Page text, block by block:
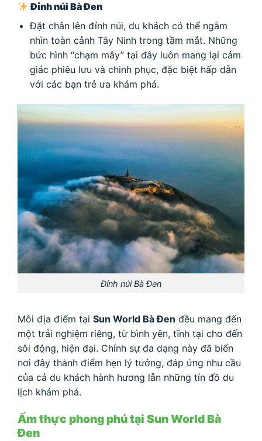
Đỉnh núi Bà Đen
Đặt chân lên đỉnh núi, du khách có thể ngắm
nhìn toàn cảnh Tây Ninh trong tầm mắt. Những
bức hình “chạm mây” tại đây luôn mang lại cảm
giác phiêu lưu và chinh phục, đặc biệt hấp dẫn
với các bạn trẻ ưa khám phá.
Đỉnh núi Bà Đen
Mỗi địa điểm tại Sun World Bà Đen đều mang đến
một trải nghiệm riêng, từ bình yên, tĩnh tại cho đến
sôi động, hiện đại. Chính sự đa dạng này đã biến
nơi đây thành điểm hẹn lý tưởng, đáp ứng nhu cầu
của cả du khách hành hương lẫn những tín đồ du
lịch khám phá.
Ẩm thực phong phú tại Sun World Bà
Đen